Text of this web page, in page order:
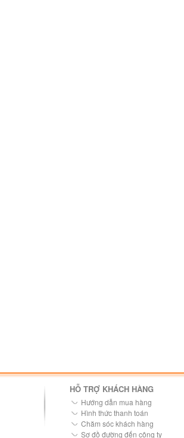
HỖ TRỢ KHÁCH HÀNG
Hướng dẫn mua hàng
Hình thức thanh toán
Chăm sóc khách hàng
Sơ đồ đường đến công ty